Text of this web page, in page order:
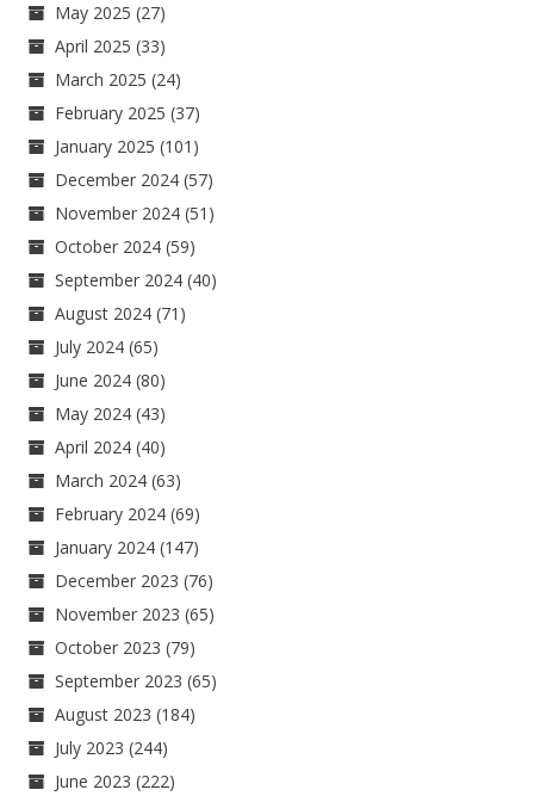
May 2025 (27)
April 2025 (33)
March 2025 (24)
February 2025 (37)
January 2025 (101)
December 2024 (57)
November 2024 (51)
October 2024 (59)
September 2024 (40)
August 2024 (71)
July 2024 (65)
June 2024 (80)
May 2024 (43)
April 2024 (40)
March 2024 (63)
February 2024 (69)
January 2024 (147)
December 2023 (76)
November 2023 (65)
October 2023 (79)
September 2023 (65)
August 2023 (184)
July 2023 (244)
June 2023 (222)